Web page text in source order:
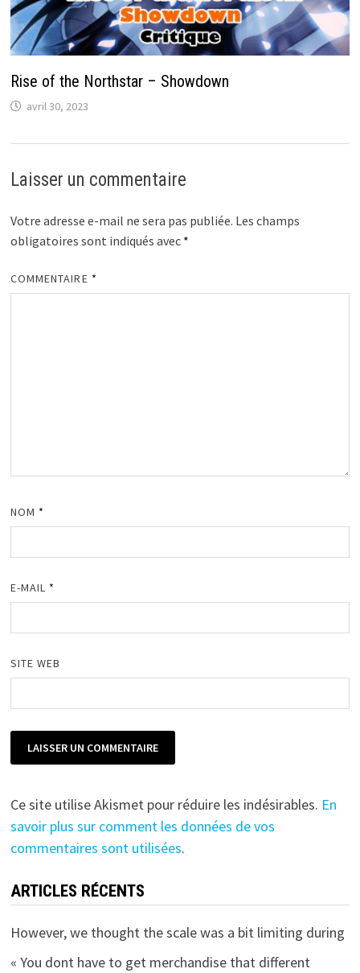
Rise of the Northstar – Showdown
avril 30, 2023
Laisser un commentaire
Votre adresse e-mail ne sera pas publiée. Les champs
obligatoires sont indiqués avec *
COMMENTAIRE *
NOM *
E-MAIL *
SITE WEB
Ce site utilise Akismet pour réduire les indésirables. En
savoir plus sur comment les données de vos
commentaires sont utilisées.
ARTICLES RÉCENTS
However, we thought the scale was a bit limiting during
« You dont have to get merchandise that different